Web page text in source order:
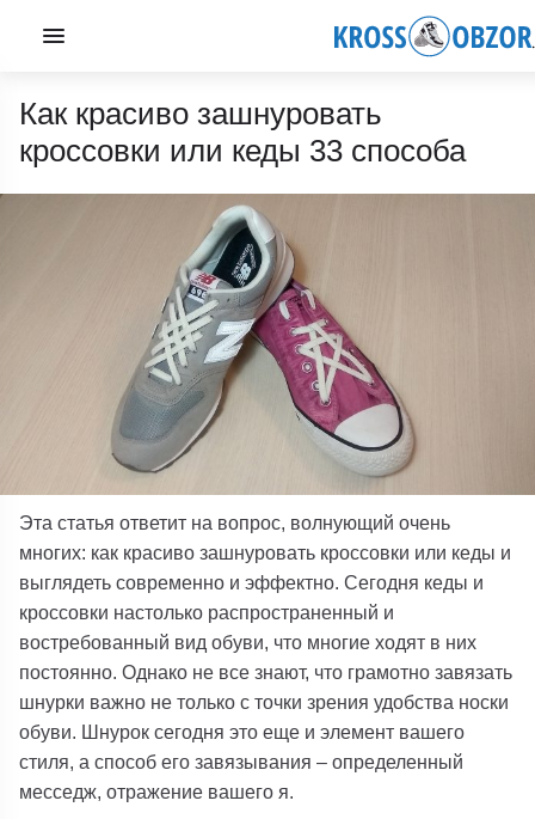
Как красиво зашнуровать
кроссовки или кеды 33 способа
Эта статья ответит на вопрос, волнующий очень
многих: как красиво зашнуровать кроссовки или кеды и
выглядеть современно и эффектно. Сегодня кеды и
кроссовки настолько распространенный и
востребованный вид обуви, что многие ходят в них
постоянно. Однако не все знают, что грамотно завязать
шнурки важно не только с точки зрения удобства носки
обуви. Шнурок сегодня это еще и элемент вашего
стиля, а способ его завязывания – определенный
месседж, отражение вашего я.